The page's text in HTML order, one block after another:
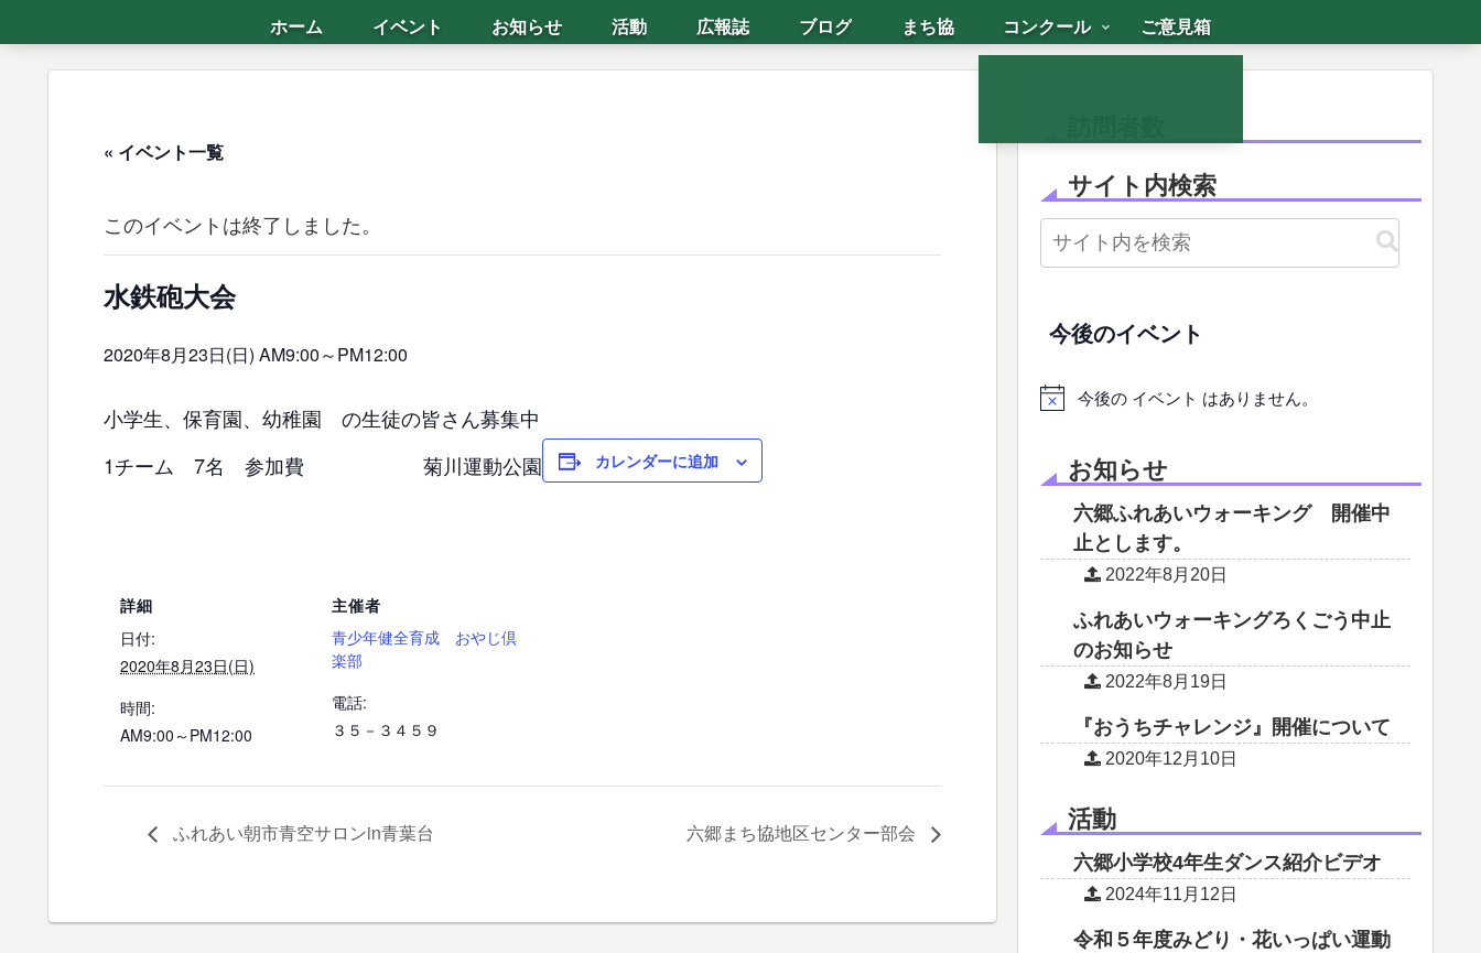
ホーム イベント お知らせ 活動 広報誌 ブログ まち協 コンクール ご意見箱
« イベント一覧
このイベントは終了しました。
水鉄砲大会
2020年8月23日(日) AM9:00～PM12:00
小学生、保育園、幼稚園 の生徒の皆さん募集中
1チーム 7名 参加費 菊川運動公園
カレンダーに追加
詳細
日付:
2020年8月23日(日)
時間:
AM9:00～PM12:00
主催者
青少年健全育成 おやじ倶
楽部
電話:
３５－３４５９
ふれあい朝市青空サロンin青葉台 六郷まち協地区センター部会
サイト内検索
今後のイベント
今後の イベント はありません。
お知らせ
六郷ふれあいウォーキング 開催中
止とします。
2022年8月20日
ふれあいウォーキングろくごう中止
のお知らせ
2022年8月19日
『おうちチャレンジ』開催について
2020年12月10日
活動
六郷小学校4年生ダンス紹介ビデオ
2024年11月12日
令和５年度みどり・花いっぱい運動